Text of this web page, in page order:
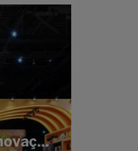
Grupo Elo Editorial leva inovação e inclusão tecnológica para a Bett Brasil 2025